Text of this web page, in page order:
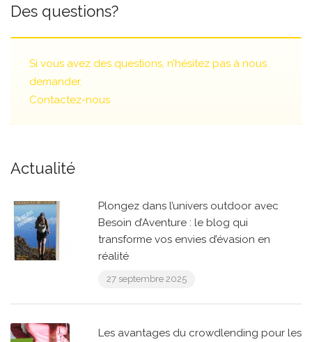
Des questions?
Si vous avez des questions, n’hésitez pas à nous
demander.
Contactez-nous
Actualité
Plongez dans l’univers outdoor avec
Besoin d’Aventure : le blog qui
transforme vos envies d’évasion en
réalité
27 septembre 2025
Les avantages du crowdlending pour les